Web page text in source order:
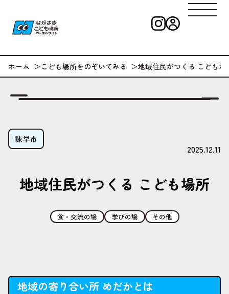
ながさきこども
ホーム こども場所をのぞいてみる 地域住民がつくる こども場
諫早市
2025.12.11
地域住民がつくる こども場所
食・交流の場 学びの場 その他
地域の寄り合い所 めだかとは